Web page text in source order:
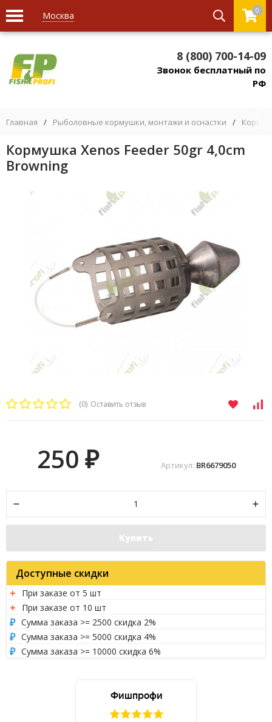
Москва 0
8 (800) 700-14-09
Звонок бесплатный по
РФ
Главная / Рыболовные кормушки, монтажи и оснастки /
Кормушка Xenos Feeder 50gr 4,0cm
Browning
(0) Оставить отзыв
Артикул: BR6679050
250 ₽
Купить
Доступные скидки
При заказе от 5 шт
При заказе от 10 шт
Сумма заказа >= 2500 скидка 2%
Сумма заказа >= 5000 скидка 4%
Сумма заказа >= 10000 скидка 6%